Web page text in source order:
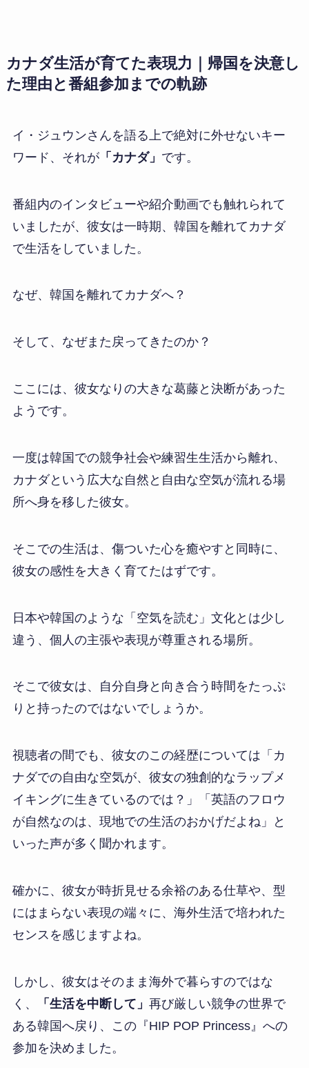
カナダ生活が育てた表現力｜帰国を決意し
た理由と番組参加までの軌跡
イ・ジュウンさんを語る上で絶対に外せないキー
ワード、それが「カナダ」 です。
番組内のインタビューや紹介動画でも触れられて
いましたが、彼女は一時期、韓国を離れてカナダ
で生活をしていました。
なぜ、韓国を離れてカナダへ？
そして、なぜまた戻ってきたのか？
ここには、彼女なりの大きな葛藤と決断があった
ようです。
一度は韓国での競争社会や練習生生活から離れ、
カナダという広大な自然と自由な空気が流れる場
所へ身を移した彼女。
そこでの生活は、傷ついた心を癒やすと同時に、
彼女の感性を大きく育てたはずです。
日本や韓国のような「空気を読む」文化とは少し
違う、個人の主張や表現が尊重される場所。
そこで彼女は、自分自身と向き合う時間をたっぷ
りと持ったのではないでしょうか。
視聴者の間でも、彼女のこの経歴については「カ
ナダでの自由な空気が、彼女の独創的なラップメ
イキングに生きているのでは？」「英語のフロウ
が自然なのは、現地での生活のおかげだよね」と
いった声が多く聞かれます。
確かに、彼女が時折見せる余裕のある仕草や、型
にはまらない表現の端々に、海外生活で培われた
センスを感じますよね。
しかし、彼女はそのまま海外で暮らすのではな
く、
「生活を中断して」 再び厳しい競争の世界で
ある韓国へ戻り、この『HIP POP Princess』への
参加を決めました。